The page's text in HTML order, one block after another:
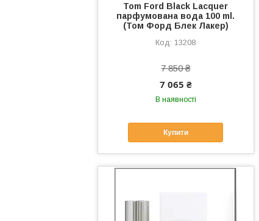
Tom Ford Black Lacquer
парфумована вода 100 ml.
(Том Форд Блек Лакер)
13208
7 850 ₴
7 065 ₴
В наявності
Купити